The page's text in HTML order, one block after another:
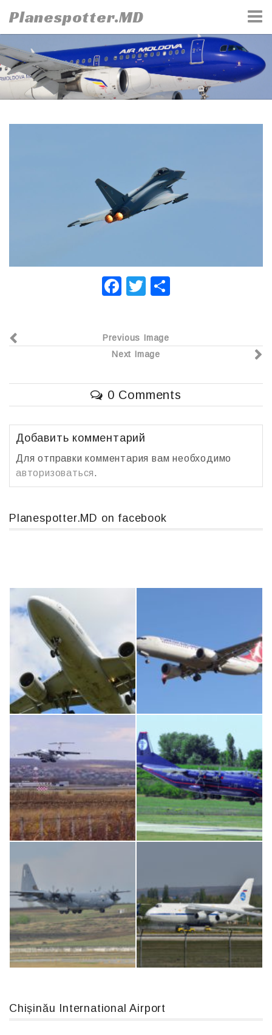
to
content
Planespotter.MD
F
e
b
o
o
k
T
er р
в
и
т
Previous Image
Next Image
0 Comments
Добавить комментарий
Для отправки комментария вам необходимо
авторизоваться.
Planespotter.MD on facebook
Airbus A319-114 D-AILN, Lufthansa, Франкфурт-Кишинев, 24/06/18 Boeing 737 MAX 8, TC-LCC
IL76, RA-78844
Chișinău International Airport